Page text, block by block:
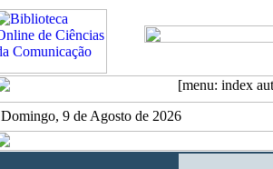
Domingo, 9 de Agosto de 2026